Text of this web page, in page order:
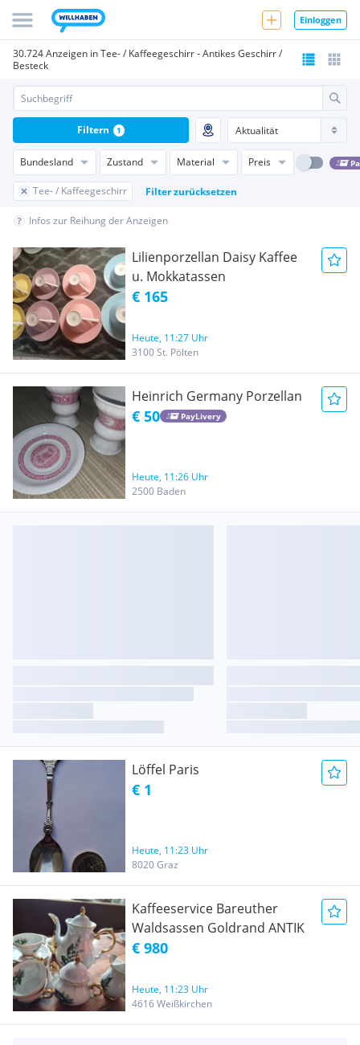
Einloggen
30.724 Anzeigen in Tee- / Kaffeegeschirr - Antikes Geschirr /
Besteck
Bundesland Zustand Material Preis
Tee- / Kaffeegeschirr Filter zurücksetzen
Filtern 1
Infos zur Reihung der Anzeigen
Lilienporzellan Daisy Kaffee
u. Mokkatassen
€ 165
Heute, 11:27 Uhr
3100 St. Pölten
Heinrich Germany Porzellan
€ 50 PayLivery
Heute, 11:26 Uhr
2500 Baden
Löffel Paris
€ 1
Heute, 11:23 Uhr
8020 Graz
Kaffeeservice Bareuther
Waldsassen Goldrand ANTIK
€ 980
Heute, 11:23 Uhr
4616 Weißkirchen